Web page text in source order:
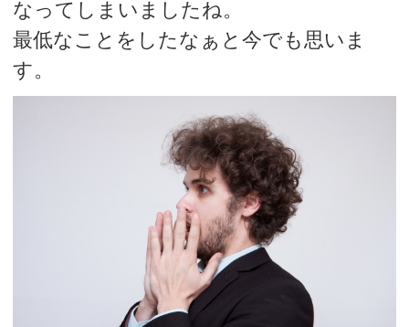
なってしまいましたね。
最低なことをしたなぁと今でも思いま
す。